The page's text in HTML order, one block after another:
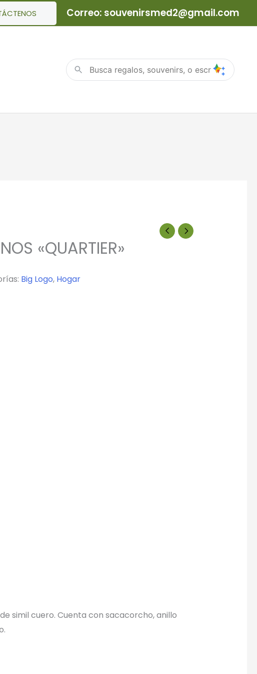
Correo: souvenirsmed2@gmail.com
«QUARTIER»
Big Logo, Hogar
simil cuero. Cuenta con sacacorcho, anillo